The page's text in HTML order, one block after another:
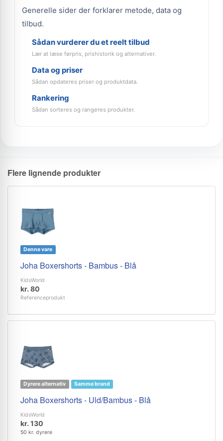
Generelle sider der forklarer metode, data og
tilbud.
Sådan vurderer du et reelt tilbud
Lær at læse førpris, prishistorik og alternativer.
Data og priser
Sådan opdateres priser og produktdata.
Rankering
Sådan sorteres og rangeres produkter.
Flere lignende produkter
Denne vare
Joha Boxershorts - Bambus - Blå
KidsWorld
kr. 80
Referenceprodukt
Dyrere alternativ Samme brand
Joha Boxershorts - Uld/Bambus - Blå
KidsWorld
kr. 130
50 kr. dyrere